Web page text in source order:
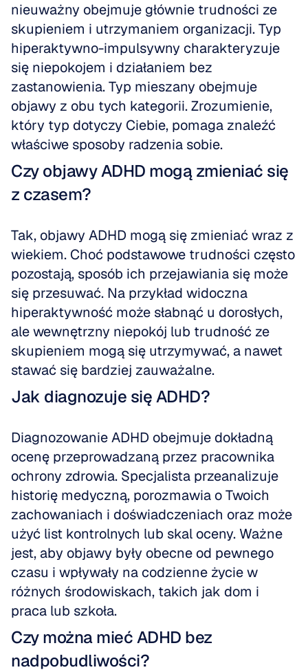
nieuważny obejmuje głównie trudności ze
skupieniem i utrzymaniem organizacji. Typ
hiperaktywno-impulsywny charakteryzuje
się niepokojem i działaniem bez
zastanowienia. Typ mieszany obejmuje
objawy z obu tych kategorii. Zrozumienie,
który typ dotyczy Ciebie, pomaga znaleźć
właściwe sposoby radzenia sobie.
Czy objawy ADHD mogą zmieniać się
z czasem?
Tak, objawy ADHD mogą się zmieniać wraz z
wiekiem. Choć podstawowe trudności często
pozostają, sposób ich przejawiania się może
się przesuwać. Na przykład widoczna
hiperaktywność może słabnąć u dorosłych,
ale wewnętrzny niepokój lub trudność ze
skupieniem mogą się utrzymywać, a nawet
stawać się bardziej zauważalne.
Jak diagnozuje się ADHD?
Diagnozowanie ADHD obejmuje dokładną
ocenę przeprowadzaną przez pracownika
ochrony zdrowia. Specjalista przeanalizuje
historię medyczną, porozmawia o Twoich
zachowaniach i doświadczeniach oraz może
użyć list kontrolnych lub skal oceny. Ważne
jest, aby objawy były obecne od pewnego
czasu i wpływały na codzienne życie w
różnych środowiskach, takich jak dom i
praca lub szkoła.
Czy można mieć ADHD bez
nadpobudliwości?